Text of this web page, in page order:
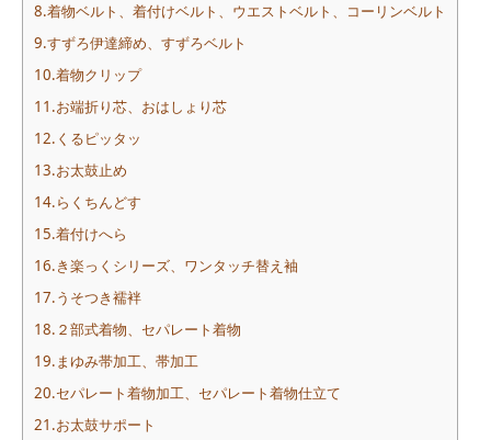
8.着物ベルト、着付けベルト、ウエストベルト、コーリンベルト
9.すずろ伊達締め、すずろベルト
10.着物クリップ
11.お端折り芯、おはしょり芯
12.くるピッタッ
13.お太鼓止め
14.らくちんどす
15.着付けへら
16.き楽っくシリーズ、ワンタッチ替え袖
17.うそつき襦袢
18.２部式着物、セパレート着物
19.まゆみ帯加工、帯加工
20.セパレート着物加工、セパレート着物仕立て
21.お太鼓サポート